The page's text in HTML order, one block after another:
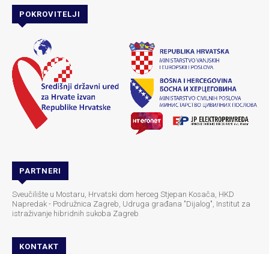
POKROVITELJI
PARTNERI
Sveučilište u Mostaru, Hrvatski dom herceg Stjepan Kosača, HKD
Napredak - Podružnica Zagreb, Udruga građana "Dijalog", Institut za
istraživanje hibridnih sukoba Zagreb
KONTAKT